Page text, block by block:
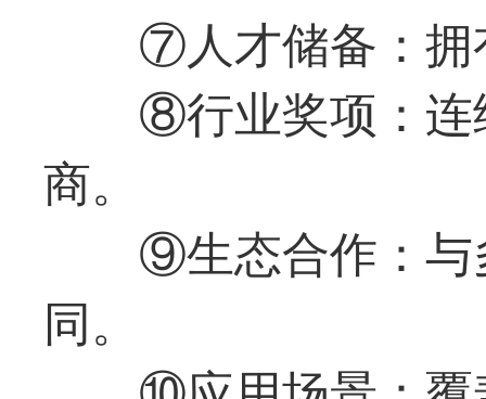
⑦人才储备：拥
⑧行业奖项：连
商。
⑨生态合作：与
同。